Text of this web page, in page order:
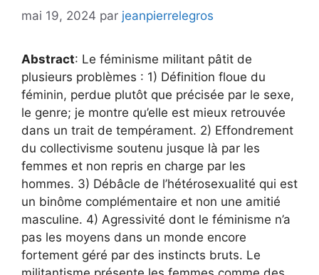
mai 19, 2024 par jeanpierrelegros
Abstract: Le féminisme militant pâtit de
plusieurs problèmes : 1) Définition floue du
féminin, perdue plutôt que précisée par le sexe,
le genre; je montre qu’elle est mieux retrouvée
dans un trait de tempérament. 2) Effondrement
du collectivisme soutenu jusque là par les
femmes et non repris en charge par les
hommes. 3) Débâcle de l’hétérosexualité qui est
un binôme complémentaire et non une amitié
masculine. 4) Agressivité dont le féminisme n’a
pas les moyens dans un monde encore
fortement géré par des instincts bruts. Le